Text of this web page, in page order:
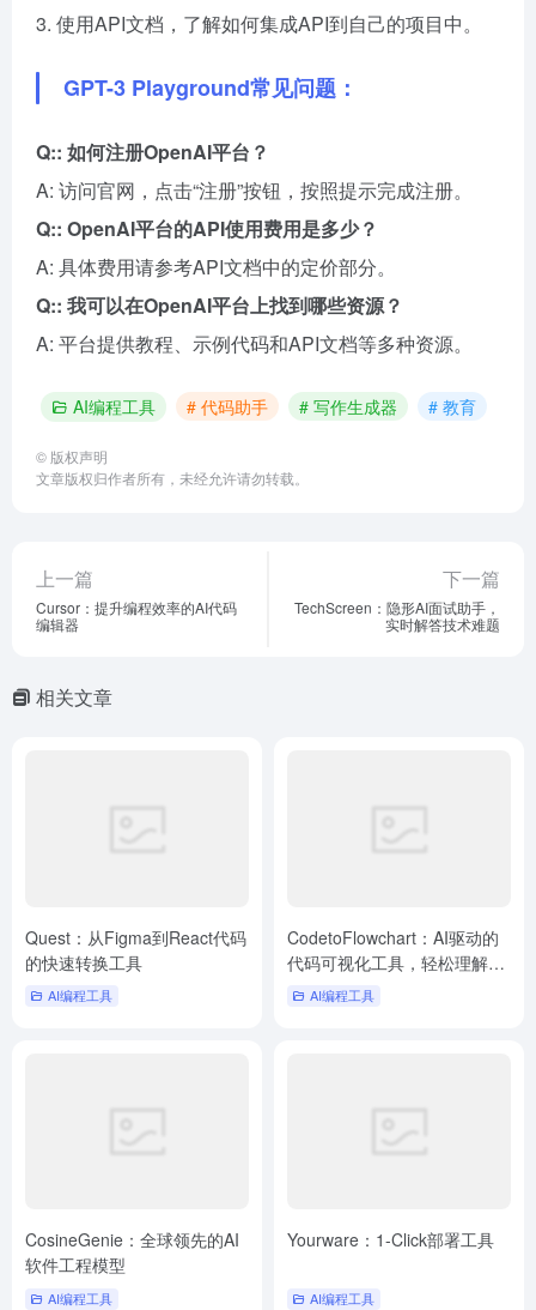
3. 使用API文档，了解如何集成API到自己的项目中。
GPT-3 Playground常见问题：
Q:: 如何注册OpenAI平台？
A: 访问官网，点击“注册”按钮，按照提示完成注册。
Q:: OpenAI平台的API使用费用是多少？
A: 具体费用请参考API文档中的定价部分。
Q:: 我可以在OpenAI平台上找到哪些资源？
A: 平台提供教程、示例代码和API文档等多种资源。
AI编程工具 # 代码助手 # 写作生成器 # 教育
© 版权声明
文章版权归作者所有，未经允许请勿转载。
上一篇
Cursor：提升编程效率的AI代码
编辑器
下一篇
TechScreen：隐形AI面试助手，
实时解答技术难题
相关文章
Quest：从Figma到React代码
的快速转换工具
AI编程工具
CodetoFlowchart：AI驱动的
代码可视化工具，轻松理解复
杂逻辑
AI编程工具
CosineGenie：全球领先的AI
软件工程模型
AI编程工具
Yourware：1-Click部署工具
AI编程工具